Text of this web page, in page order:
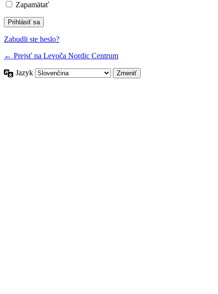
Zapamätať
Zabudli ste heslo?
← Prejsť na Levoča Nordic Centrum
Jazyk